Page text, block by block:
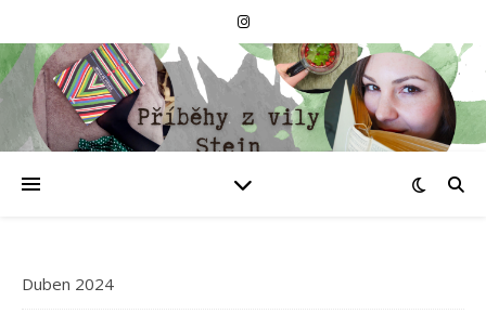
Duben 2024